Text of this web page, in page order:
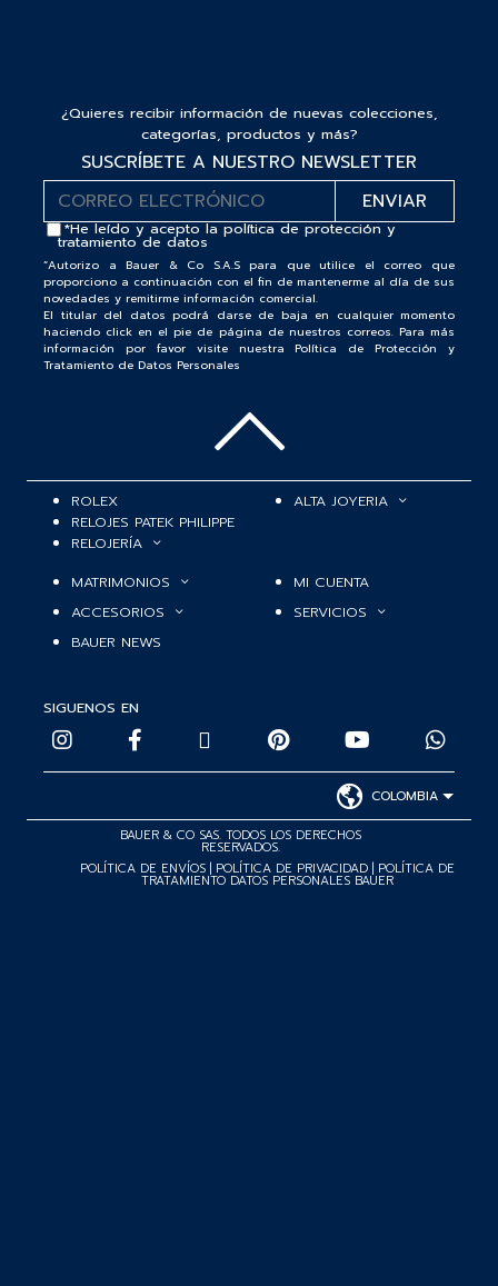
¿Quieres recibir información de nuevas colecciones,
categorías, productos y más?
SUSCRÍBETE A NUESTRO NEWSLETTER
*He leído y acepto lapolítica de protección y
tratamiento de datos
“Autorizo a Bauer & Co S.A.S para que utilice el correo que
proporciono a continuación con el fin de mantenerme al día de sus
novedades y remitirme información comercial.
El titular del datos podrá darse de baja en cualquier momento
haciendo click en el pie de página de nuestros correos. Para más
información por favor visite nuestra Política de Protección y
Tratamiento de Datos Personales
ROLEX
RELOJES PATEK PHILIPPE
RELOJERÍA
ALTA JOYERIA
MATRIMONIOS
ACCESORIOS
BAUER NEWS
MI CUENTA
SERVICIOS
SIGUENOS EN
COLOMBIA
BAUER & CO SAS. TODOS LOS DERECHOS
RESERVADOS.
POLÍTICA DE ENVÍOS | POLÍTICA DE PRIVACIDAD | POLÍTICA DE
TRATAMIENTO DATOS PERSONALES BAUER